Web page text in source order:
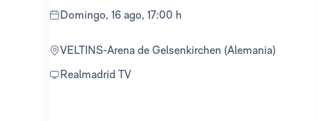
domingo, 16 ago, 17:00 h
VELTINS-Arena de Gelsenkirchen (Alemania)
Realmadrid TV